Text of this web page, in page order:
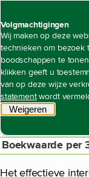
Volgmachtigingen
Wij maken op deze
technieken om bezoek
boodschappen te
klikken geeft u
van op deze wijze
statementwordt
Weigeren
Open content navigation
Jaarrekening
Noot 11 Liquide
Noot 11
€ miljoen
Banktegoeden
Kasgeldleningen
Boekwaarde per
Het effectieve